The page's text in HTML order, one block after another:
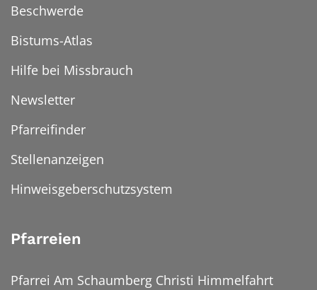
Beschwerde
Bistums-Atlas
Hilfe bei Missbrauch
Newsletter
Pfarreifinder
Stellenanzeigen
Hinweisgeberschutzsystem
Pfarreien
Pfarrei Am Schaumberg Christi Himmelfahrt